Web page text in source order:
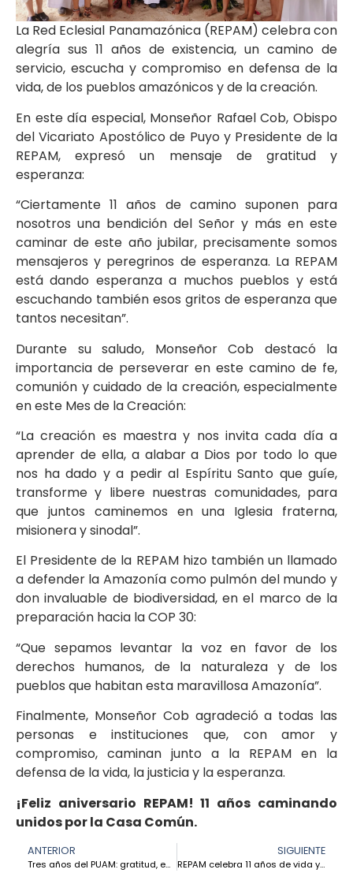
La Red Eclesial Panamazónica (REPAM) celebra con
alegría sus 11 años de existencia, un camino de
servicio, escucha y compromiso en defensa de la
vida, de los pueblos amazónicos y de la creación.
En este día especial, Monseñor Rafael Cob, Obispo
del Vicariato Apostólico de Puyo y Presidente de la
REPAM, expresó un mensaje de gratitud y
esperanza:
“Ciertamente 11 años de camino suponen para
nosotros una bendición del Señor y más en este
caminar de este año jubilar, precisamente somos
mensajeros y peregrinos de esperanza. La REPAM
está dando esperanza a muchos pueblos y está
escuchando también esos gritos de esperanza que
tantos necesitan”.
Durante su saludo, Monseñor Cob destacó la
importancia de perseverar en este camino de fe,
comunión y cuidado de la creación, especialmente
en este Mes de la Creación:
“La creación es maestra y nos invita cada día a
aprender de ella, a alabar a Dios por todo lo que
nos ha dado y a pedir al Espíritu Santo que guíe,
transforme y libere nuestras comunidades, para
que juntos caminemos en una Iglesia fraterna,
misionera y sinodal”.
El Presidente de la REPAM hizo también un llamado
a defender la Amazonía como pulmón del mundo y
don invaluable de biodiversidad, en el marco de la
preparación hacia la COP 30:
“Que sepamos levantar la voz en favor de los
derechos humanos, de la naturaleza y de los
pueblos que habitan esta maravillosa Amazonía”.
Finalmente, Monseñor Cob agradeció a todas las
personas e instituciones que, con amor y
compromiso, caminan junto a la REPAM en la
defensa de la vida, la justicia y la esperanza.
¡Feliz aniversario REPAM! 11 años caminando
unidos por la Casa Común.
ANTERIOR
Tres años del PUAM: gratitud, esperanza y profecía en camino – Mauricio López
SIGUIENTE
REPAM celebra 11 años de vida y compromiso con la Amazonía – Hno. João Gutemberg